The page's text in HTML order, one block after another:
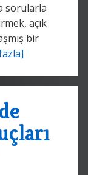
sorularla
açık
bir